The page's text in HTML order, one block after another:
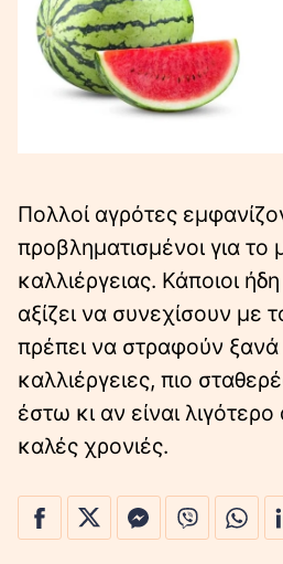
Πολλοί αγρότες
προβληματισμένοι για το
καλλιέργειας. Κάποιοι
αξίζει να συνεχίσουν με
πρέπει να στραφούν
καλλιέργειες, πιο
έστω κι αν είναι
καλές χρονιές.